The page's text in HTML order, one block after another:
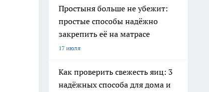
Простыня больше не убежит:
простые способы надёжно
закрепить её на матрасе
17 июля
Как проверить свежесть яиц: 3
надёжных способа для дома и